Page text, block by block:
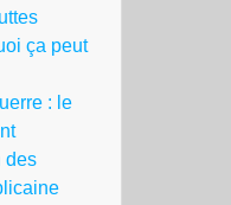
ça peut
: le
des